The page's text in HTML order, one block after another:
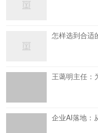
怎样选到合适
王蔼明主任：
企业AI落地：